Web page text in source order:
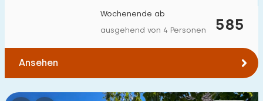
Eingeschränkte Mobilität
Rollstuhlgerecht
Hilfsmittel
585
Wochenende ab
ausgehend von 4 Personen
Ansehen